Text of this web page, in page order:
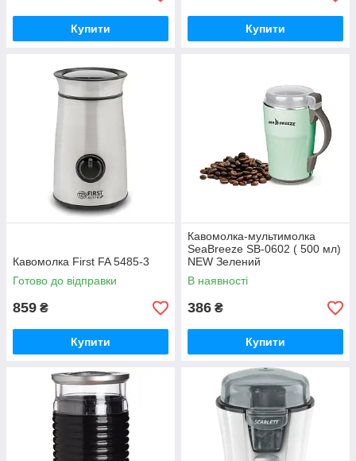
Купити Купити
Кавомолка First FA 5485-3
Готово до відправки
859 ₴
Купити
Кавомолка-мультимолка
SeaBreeze SB-0602 ( 500 мл)
NEW Зелений
В наявності
386 ₴
Купити